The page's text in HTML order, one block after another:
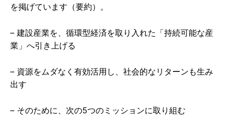
を掲げています（要約）。
– 建設産業を、循環型経済を取り入れた「持続可能な産
業」へ引き上げる
– 資源をムダなく有効活用し、社会的なリターンも生み
出す
– そのために、次の5つのミッションに取り組む